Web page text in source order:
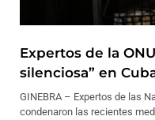
Expertos de la
silenciosa” en
GINEBRA – Expertos de las
condenaron las recientes